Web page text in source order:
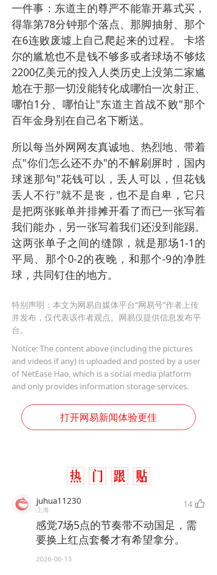
一件事：东道主的尊严不能靠开幕式买，
得靠第78分钟那个落点、那脚抽射、那个
在6连败废墟上自己爬起来的过程。 卡塔
尔的尴尬也不是钱不够多或者球场不够炫
2200亿美元的投入人类历史上没第二家尴
尬在于那一切没能转化成哪怕一次射正、
哪怕1分、哪怕让"东道主首战不败"那个
百年金身别在自己名下断送。
所以每当外网网友真诚地、热烈地、带着
点"你们怎么还不办"的不解刷屏时，国内
球迷那句"花钱可以，丢人可以，但花钱
丢人不行"就不是丧，也不是自卑，它只
是把两张账单并排摊开看了而已一张写着
我们能办，另一张写着我们还没到能踢。
这两张单子之间的缝隙，就是那场1-1的
平局、那个0-2的夜晚，和那个-9的净胜
球，共同钉住的地方。
特别声明：本文为网易自媒体平台“网易号”作者上传
并发布，仅代表该作者观点。网易仅提供信息发布平
台。
Notice: The content above (including the pictures
and videos if any) is uploaded and posted by a user
of NetEase Hao, which is a social media platform
and only provides information storage services.
打开网易新闻体验更佳
juhua11230
上海 14
感觉7场5点的节奏带不动国足，需
要换上红点套餐才有希望拿分。
2026-06-13